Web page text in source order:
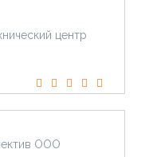
центр
ООО